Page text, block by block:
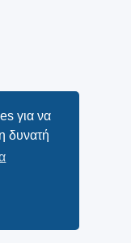
για να
δυνατή